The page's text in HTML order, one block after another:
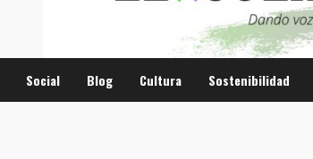
Social Blog Cultura Sostenibilidad